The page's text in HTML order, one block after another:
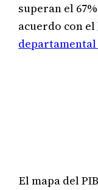
superan el
acuerdo con el
departamental
El mapa del